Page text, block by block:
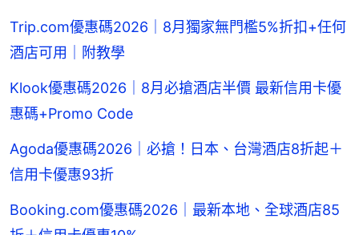
Trip.com優惠碼2026｜8月獨家無門檻5%折扣+任何
酒店可用｜附教學
Klook優惠碼2026｜8月必搶酒店半價 最新信用卡優
惠碼+Promo Code
Agoda優惠碼2026｜必搶！日本、台灣酒店8折起＋
信用卡優惠93折
Booking.com優惠碼2026｜最新本地、全球酒店85